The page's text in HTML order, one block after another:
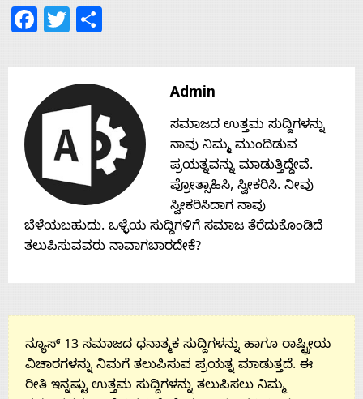
Facebook
Twitter
Admin
ಸಮಾಜದ ಉತ್ತಮ ಸುದ್ದಿಗಳನ್ನು
ನಾವು ನಿಮ್ಮ ಮುಂದಿಡುವ
ಪ್ರಯತ್ನವನ್ನು ಮಾಡುತ್ತಿದ್ದೇವೆ.
ಪ್ರೋತ್ಸಾಹಿಸಿ, ಸ್ವೀಕರಿಸಿ. ನೀವು
ಸ್ವೀಕರಿಸಿದಾಗ ನಾವು
ಬೆಳೆಯಬಹುದು. ಒಳ್ಳೆಯ ಸುದ್ದಿಗಳಿಗೆ ಸಮಾಜ ತೆರೆದುಕೊಂಡಿದೆ
ತಲುಪಿಸುವವರು ನಾವಾಗಬಾರದೇಕೆ?
ನ್ಯೂಸ್ 13 ಸಮಾಜದ ಧನಾತ್ಮಕ ಸುದ್ದಿಗಳನ್ನು ಹಾಗೂ ರಾಷ್ಟ್ರೀಯ
ವಿಚಾರಗಳನ್ನು ನಿಮಗೆ ತಲುಪಿಸುವ ಪ್ರಯತ್ನ ಮಾಡುತ್ತದೆ. ಈ
ರೀತಿ ಇನ್ನಷ್ಟು ಉತ್ತಮ ಸುದ್ದಿಗಳನ್ನು ತಲುಪಿಸಲು ನಿಮ್ಮ